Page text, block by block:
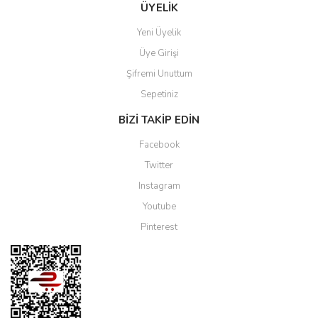
ÜYELİK
Yeni Üyelik
Üye Girişi
Şifremi Unuttum
Sepetiniz
BİZİ TAKİP EDİN
Facebook
Twitter
Instagram
Youtube
Pinterest